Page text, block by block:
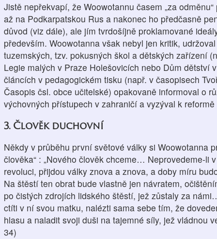
Jistě nepřekvapí, že Woowotannu časem „za
až na Podkarpatskou Rus a nakonec ho předčasně
důvod (viz dále), ale jím tvrdošíjně proklamované
především. Woowotanna však nebyl jen kritik,
tuzemských, tzv. pokusných škol a dětských zařízení
Legie malých v Praze Holešovicích nebo Dům dětství
článcích v pedagogickém tisku (např. v časopisech
Časopis čsl. obce učitelské) opakovaně informoval o
výchovných přístupech v zahraničí a vyzýval k
3. Člověk duchovní
Někdy v průběhu první světové války si Woowotanna
člověka“ : „Nového člověk chceme… Neprovedeme-li
revoluci, přijdou války znova a znova, a doby míru
Na štěstí ten obrat bude vlastně jen návratem,
po čistých zdrojích lidského štěstí, jež zůstaly za
ctíti v ní svou matku, nalézti sama sebe tím, že
hlasu a naladit svoji duši na tajemné síly, jež vládnou
34)